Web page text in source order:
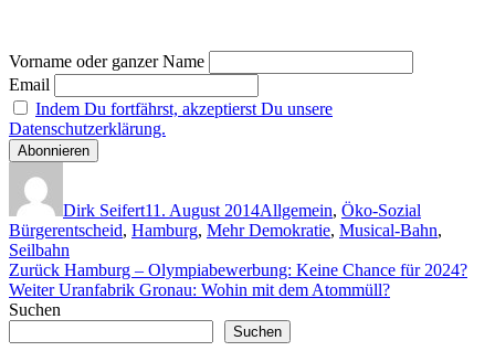
Vorname oder ganzer Name
Email
Indem Du fortfährst, akzeptierst Du unsere
Datenschutzerklärung.
Dirk Seifert11. August 2014Allgemein, Öko-Sozial
Bürgerentscheid, Hamburg, Mehr Demokratie, Musical-Bahn,
Seilbahn
Beitragsnavigation
Zurück Vorheriger
Beitrag:
Hamburg – Olympiabewerbung: Keine Chance für 2024?
Weiter Nächster
Beitrag:
Uranfabrik Gronau: Wohin mit dem Atommüll?
Suchen
Suchen